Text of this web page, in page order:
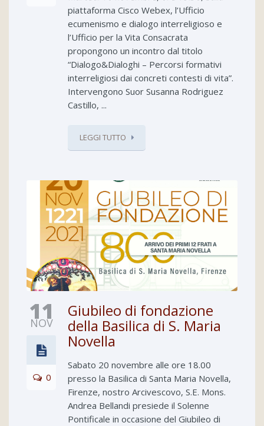
piattaforma Cisco Webex, l’Ufficio
ecumenismo e dialogo interreligioso e
l’Ufficio per la Vita Consacrata
propongono un incontro dal titolo
“Dialogo&Dialoghi – Percorsi formativi
interreligiosi dai concreti contesti di vita”.
Intervengono Suor Susanna Rodriguez
Castillo, ...
LEGGI TUTTO
11
NOV
0
Giubileo di fondazione
della Basilica di S. Maria
Novella
Sabato 20 novembre alle ore 18.00
presso la Basilica di Santa Maria Novella,
Firenze, nostro Arcivescovo, S.E. Mons.
Andrea Bellandi presiede il Solenne
Pontificale in occasione del Giubileo di